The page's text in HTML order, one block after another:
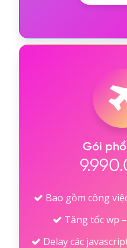
Gói
Bao gồm công
Tăng tốc wp
Delay các